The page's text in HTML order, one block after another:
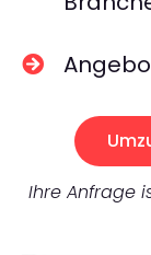
Ihre Anfrage